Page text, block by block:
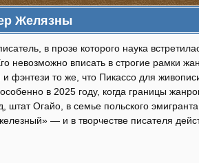
Желязны
в прозе которого наука
вписать в строгие рамки
фэнтези то же, что Пикассо для
в 2025 году, когда границы
штат Огайо, в семье польского
— и в творчестве писателя